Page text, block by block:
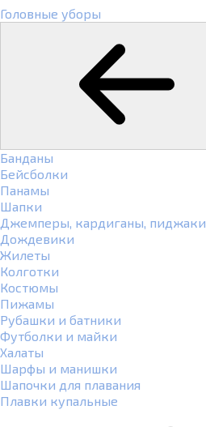
Головные уборы
Банданы
Бейсболки
Панамы
Шапки
Джемперы, кардиганы, пиджаки
Дождевики
Жилеты
Колготки
Костюмы
Пижамы
Рубашки и батники
Футболки и майки
Халаты
Шарфы и манишки
Шапочки для плавания
Плавки купальные